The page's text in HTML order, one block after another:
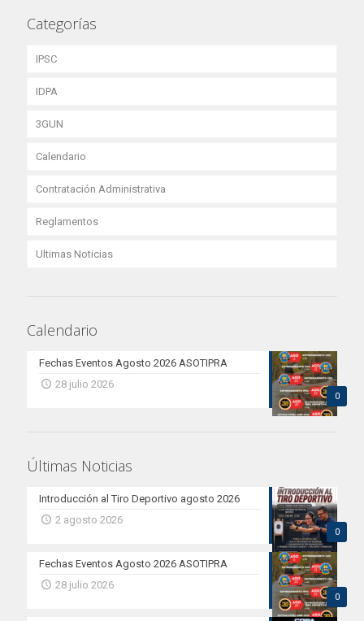
Categorías
IPSC
IDPA
3GUN
Calendario
Contratación Administrativa
Reglamentos
Ultimas Noticias
Calendario
0
Fechas Eventos Agosto 2026 ASOTIPRA
28 julio 2026
Últimas Noticias
0
Introducción al Tiro Deportivo agosto 2026
2 agosto 2026
0
Fechas Eventos Agosto 2026 ASOTIPRA
28 julio 2026